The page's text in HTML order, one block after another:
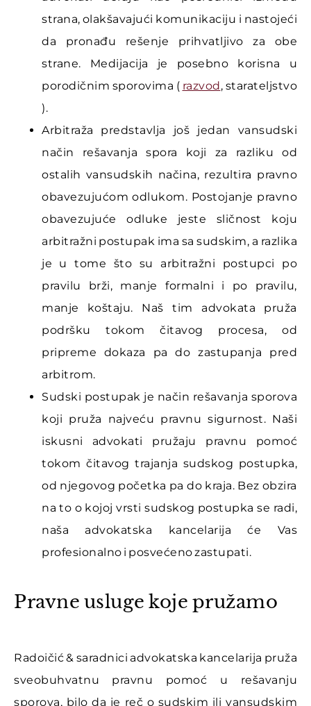
strana, olakšavajući komunikaciju i nastojeći
da pronađu rešenje prihvatljivo za obe
strane. Medijacija je posebno korisna u
porodičnim sporovima ( razvod , starateljstvo
).
Arbitraža predstavlja još jedan vansudski
način rešavanja spora koji za razliku od
ostalih vansudskih načina, rezultira pravno
obavezujućom odlukom. Postojanje pravno
obavezujuće odluke jeste sličnost koju
arbitražni postupak ima sa sudskim, a razlika
je u tome što su arbitražni postupci po
pravilu brži, manje formalni i po pravilu,
manje koštaju. Naš tim advokata pruža
podršku tokom čitavog procesa, od
pripreme dokaza pa do zastupanja pred
arbitrom.
Sudski postupak je način rešavanja sporova
koji pruža najveću pravnu sigurnost. Naši
iskusni advokati pružaju pravnu pomoć
tokom čitavog trajanja sudskog postupka,
od njegovog početka pa do kraja. Bez obzira
na to o kojoj vrsti sudskog postupka se radi,
naša advokatska kancelarija će Vas
profesionalno i posvećeno zastupati.
Pravne usluge koje pružamo
Radoičić & saradnici advokatska kancelarija pruža
sveobuhvatnu pravnu pomoć u rešavanju
sporova, bilo da je reč o sudskim ili vansudskim